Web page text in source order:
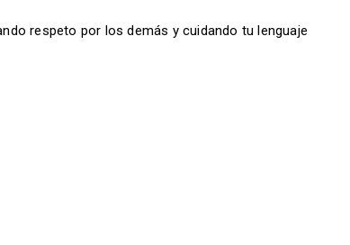
respeto por los demás y cuidando tu lenguaje